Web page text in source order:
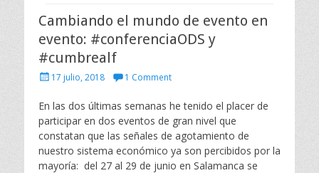
Cambiando el mundo de evento en
evento: #conferenciaODS y
#cumbrealf
P
s
e
d
o
n
17 julio, 2018 1 Comment
En las dos últimas semanas he tenido el placer de
participar en dos eventos de gran nivel que
constatan que las señales de agotamiento de
nuestro sistema económico ya son percibidos por la
mayoría: del 27 al 29 de junio en Salamanca se